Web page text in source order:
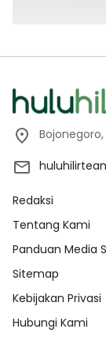
Redaksi
Tentang Kami
Panduan Media
Sitemap
Kebijakan Privasi
Hubungi Kami